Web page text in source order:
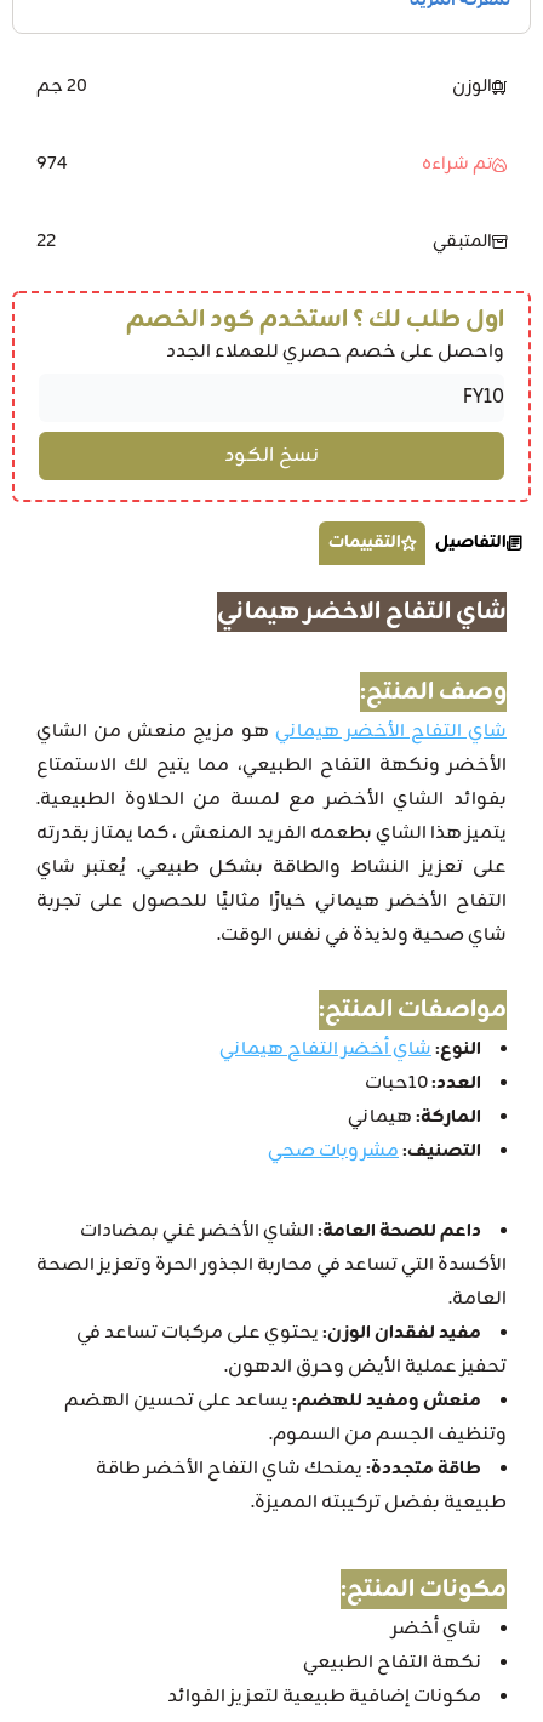
الوزن 20 جم
تم شراءه 974
المتبقي 22
اول طلب لك ؟ استخدم كود الخصم
واحصل على خصم حصري للعملاء الجدد
التفاصيل التقييمات
شاي التفاح الاخضر هيماني
وصف المنتج:
شاي التفاح الأخضر هيماني هو مزيج منعش من الشاي
الأخضر ونكهة التفاح الطبيعي، مما يتيح لك الاستمتاع
بفوائد الشاي الأخضر مع لمسة من الحلاوة الطبيعية.
يتميز هذا الشاي بطعمه الفريد المنعش ، كما يمتاز بقدرته
على تعزيز النشاط والطاقة بشكل طبيعي. يُعتبر شاي
التفاح الأخضر هيماني خيارًا مثاليًا للحصول على تجربة
شاي صحية ولذيذة في نفس الوقت.
مواصفات المنتج:
النوع:شاي أخضر التفاح هيماني
العدد:
الماركة:هيماني
التصنيف:مشروبات صحي
داعم للصحة العامة:الشاي الأخضر غني بمضادات
الأكسدة التي تساعد في محاربة الجذور الحرة وتعزيز الصحة
العامة.
مفيد لفقدان الوزن:يحتوي على مركبات تساعد في
تحفيز عملية الأيض وحرق الدهون.
منعش ومفيد للهضم:يساعد على تحسين الهضم
وتنظيف الجسم من السموم.
طاقة متجددة:يمنحك شاي التفاح الأخضر طاقة
طبيعية بفضل تركيبته المميزة.
مكونات المنتج:
شاي أخضر
نكهة التفاح الطبيعي
مكونات إضافية طبيعية لتعزيز الفوائد